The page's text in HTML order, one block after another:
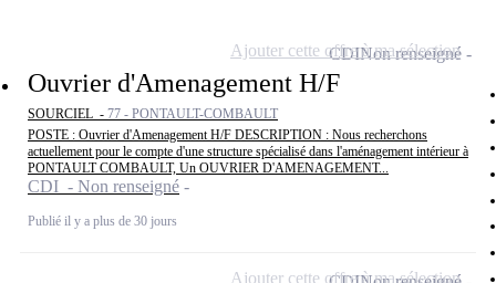
Ouvrier d'Amenagement H/F
SOURCIEL - 77 - PONTAULT-COMBAULT
POSTE : Ouvrier d'Amenagement H/F DESCRIPTION : Nous recherchons
actuellement pour le compte d'une structure spécialisé dans l'aménagement intérieur à
PONTAULT COMBAULT, Un OUVRIER D'AMENAGEMENT...
CDI - Non renseigné
Publié il y a plus de 30 jours
CDINon renseigné
Ajouter cette offre à ma sélection
Ajouter cette offre à ma sélection